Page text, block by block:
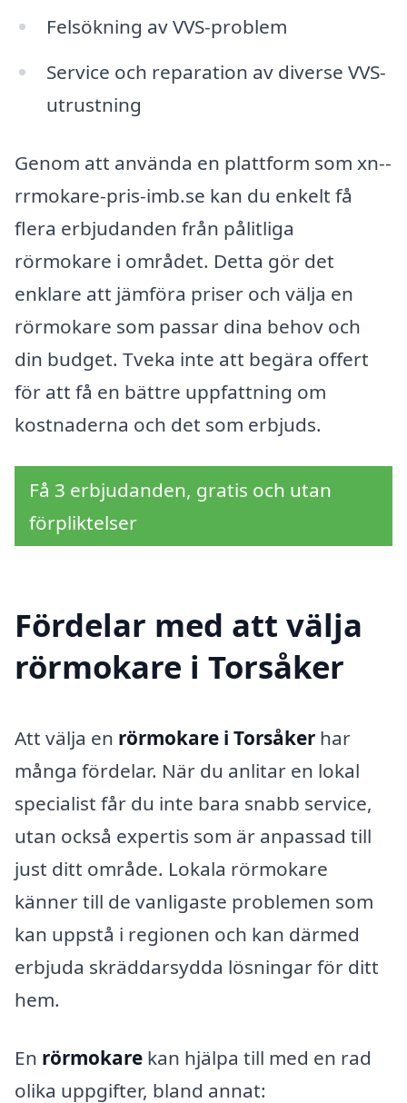
Felsökning av VVS-problem
Service och reparation av diverse VVS-
utrustning
Genom att använda en plattform som xn--
rrmokare-pris-imb.se kan du enkelt få
flera erbjudanden från pålitliga
rörmokare i området. Detta gör det
enklare att jämföra priser och välja en
rörmokare som passar dina behov och
din budget. Tveka inte att begära offert
för att få en bättre uppfattning om
kostnaderna och det som erbjuds.
Få 3 erbjudanden, gratis och utan
förpliktelser
Fördelar med att välja
rörmokare i Torsåker
Att välja en rörmokare i Torsåker har
många fördelar. När du anlitar en lokal
specialist får du inte bara snabb service,
utan också expertis som är anpassad till
just ditt område. Lokala rörmokare
känner till de vanligaste problemen som
kan uppstå i regionen och kan därmed
erbjuda skräddarsydda lösningar för ditt
hem.
En rörmokare kan hjälpa till med en rad
olika uppgifter, bland annat: